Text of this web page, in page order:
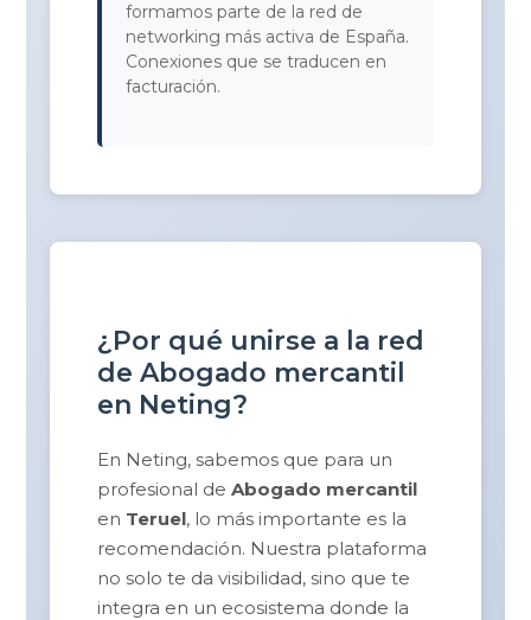
formamos parte de la red de
networking más activa de España.
Conexiones que se traducen en
facturación.
¿Por qué unirse a la red
de Abogado mercantil
en Neting?
En Neting, sabemos que para un
profesional deAbogado mercantil
en Teruel, lo más importante es la
recomendación. Nuestra plataforma
no solo te da visibilidad, sino que te
integra en un ecosistema donde la